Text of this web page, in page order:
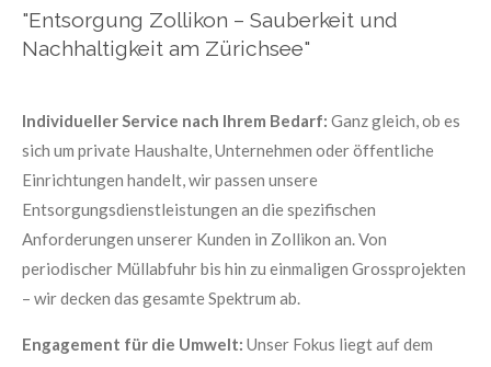
"Entsorgung Zollikon – Sauberkeit und
Nachhaltigkeit am Zürichsee"
Individueller Service nach Ihrem Bedarf: Ganz gleich, ob es
sich um private Haushalte, Unternehmen oder öffentliche
Einrichtungen handelt, wir passen unsere
Entsorgungsdienstleistungen an die spezifischen
Anforderungen unserer Kunden in Zollikon an. Von
periodischer Müllabfuhr bis hin zu einmaligen Grossprojekten
– wir decken das gesamte Spektrum ab.
Engagement für die Umwelt: Unser Fokus liegt auf dem